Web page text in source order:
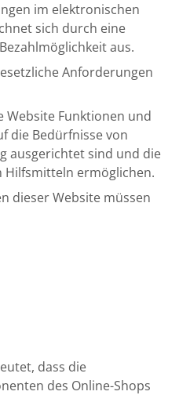
im elektronischen
sich durch eine
aus.
Anforderungen
Website Funktionen und
die Bedürfnisse von
ausgerichtet sind und die
Hilfsmitteln ermöglichen.
dieser Website müssen
dass die
des Online-Shops